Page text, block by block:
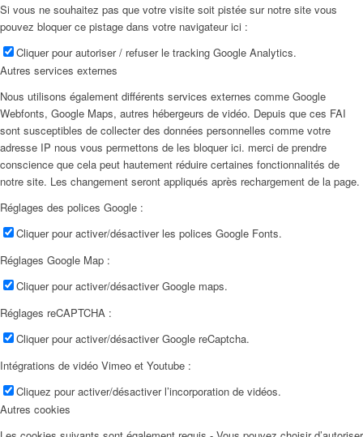
Si vous ne souhaitez pas que votre visite soit pistée sur notre site vous
pouvez bloquer ce pistage dans votre navigateur ici :
Cliquer pour autoriser / refuser le tracking Google Analytics.
Autres services externes
Nous utilisons également différents services externes comme Google
Webfonts, Google Maps, autres hébergeurs de vidéo. Depuis que ces FAI
sont susceptibles de collecter des données personnelles comme votre
adresse IP nous vous permettons de les bloquer ici. merci de prendre
conscience que cela peut hautement réduire certaines fonctionnalités de
notre site. Les changement seront appliqués après rechargement de la page.
Réglages des polices Google :
Cliquer pour activer/désactiver les polices Google Fonts.
Réglages Google Map :
Cliquer pour activer/désactiver Google maps.
Réglages reCAPTCHA :
Cliquer pour activer/désactiver Google reCaptcha.
Intégrations de vidéo Vimeo et Youtube :
Cliquez pour activer/désactiver l’incorporation de vidéos.
Autres cookies